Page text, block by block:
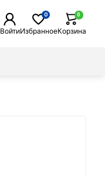
ВойтиИзбранное
0
Корзина
0